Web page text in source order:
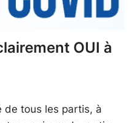
OUI à
de tous les partis, à